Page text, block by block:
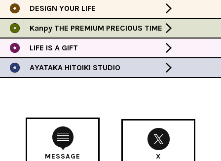
DESIGN YOUR LIFE
Kanpy THE PREMIUM PRECIOUS TIME
LIFE IS A GIFT
AYATAKA HITOIKI STUDIO
MESSAGE X